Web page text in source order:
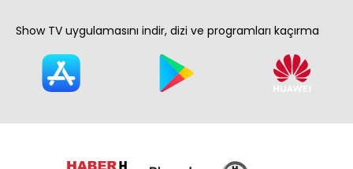
Show TV uygulamasını indir, dizi ve programları kaçırma